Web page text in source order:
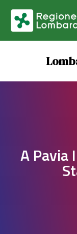
A Pavia